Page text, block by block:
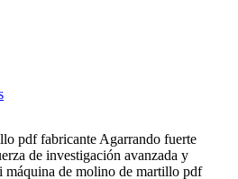
pdf fabricante Agarrando fuerte
de investigación avanzada y
máquina de molino de martillo pdf